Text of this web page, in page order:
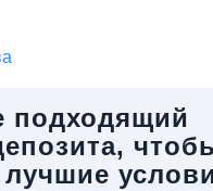
подходящий